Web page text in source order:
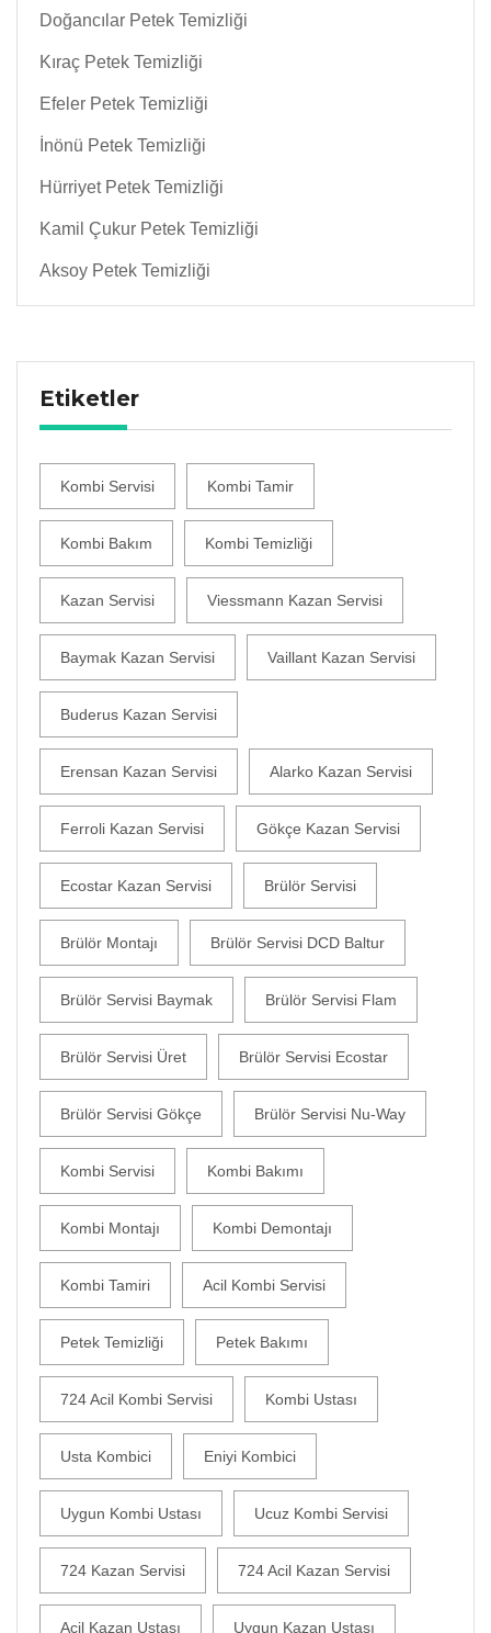
Doğancılar Petek Temizliği
Kıraç Petek Temizliği
Efeler Petek Temizliği
İnönü Petek Temizliği
Hürriyet Petek Temizliği
Kamil Çukur Petek Temizliği
Aksoy Petek Temizliği
Etiketler
Kombi Servisi Kombi Tamir
Kombi Bakım Kombi Temizliği
Kazan Servisi Viessmann Kazan Servisi
Baymak Kazan Servisi Vaillant Kazan Servisi
Buderus Kazan Servisi
Erensan Kazan Servisi Alarko Kazan Servisi
Ferroli Kazan Servisi Gökçe Kazan Servisi
Ecostar Kazan Servisi Brülör Servisi
Brülör Montajı Brülör Servisi DCD Baltur
Brülör Servisi Baymak Brülör Servisi Flam
Brülör Servisi Üret Brülör Servisi Ecostar
Brülör Servisi Gökçe Brülör Servisi Nu-Way
Kombi Servisi Kombi Bakımı
Kombi Montajı Kombi Demontajı
Kombi Tamiri Acil Kombi Servisi
Petek Temizliği Petek Bakımı
724 Acil Kombi Servisi Kombi Ustası
Usta Kombici Eniyi Kombici
Uygun Kombi Ustası Ucuz Kombi Servisi
724 Kazan Servisi 724 Acil Kazan Servisi
Acil Kazan Ustası Uygun Kazan Ustası